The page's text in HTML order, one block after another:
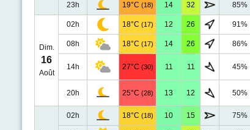
23h 19°C (18) 14 32 85%
Dim.
16
Août
02h 18°C (17) 12 26 91%
08h 18°C (17) 14 26 86%
14h 27°C (30) 11 11 45%
20h 25°C (28) 13 12 50%
02h 18°C (18) 10 15 75%